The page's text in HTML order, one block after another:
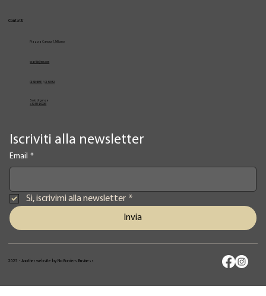
Iscriviti alla newsletter
Email *
Si, iscrivimi alla newsletter *
Invia
Contatti
Piazza Cavour 1, Milano
vcarlile@me.com
02 82948631 / 02 653952
Solo Urgenze
+39 3334709981
2025 - Another website by No Borders Business